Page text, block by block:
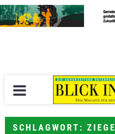
SCHLAGWORT: ZIEGE